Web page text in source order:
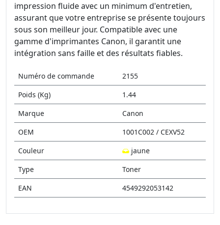
impression fluide avec un minimum d'entretien,
assurant que votre entreprise se présente toujours
sous son meilleur jour. Compatible avec une
gamme d'imprimantes Canon, il garantit une
intégration sans faille et des résultats fiables.
Numéro de commande
2155
Poids (Kg)
1.44
Marque
Canon
OEM
1001C002 / CEXV52
Couleur
jaune
Type
Toner
EAN
4549292053142